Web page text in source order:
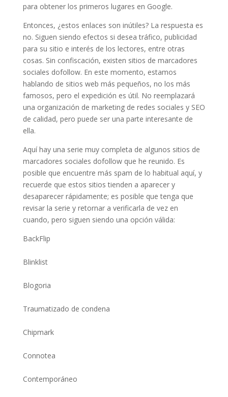
para obtener los primeros lugares en Google.
Entonces, ¿estos enlaces son inútiles? La respuesta es
no. Siguen siendo efectos si desea tráfico, publicidad
para su sitio e interés de los lectores, entre otras
cosas. Sin confiscación, existen sitios de marcadores
sociales dofollow. En este momento, estamos
hablando de sitios web más pequeños, no los más
famosos, pero el expedición es útil. No reemplazará
una organización de marketing de redes sociales y SEO
de calidad, pero puede ser una parte interesante de
ella.
Aquí hay una serie muy completa de algunos sitios de
marcadores sociales dofollow que he reunido. Es
posible que encuentre más spam de lo habitual aquí, y
recuerde que estos sitios tienden a aparecer y
desaparecer rápidamente; es posible que tenga que
revisar la serie y retornar a verificarla de vez en
cuando, pero siguen siendo una opción válida:
BackFlip
Blinklist
Blogoria
Traumatizado de condena
Chipmark
Connotea
Contemporáneo